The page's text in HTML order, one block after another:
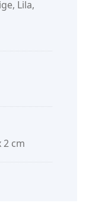
Lila,
2 cm